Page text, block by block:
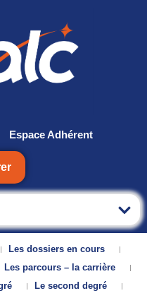
Espace Adhérent
Les dossiers en cours
Les parcours – la carrière
Le second degré